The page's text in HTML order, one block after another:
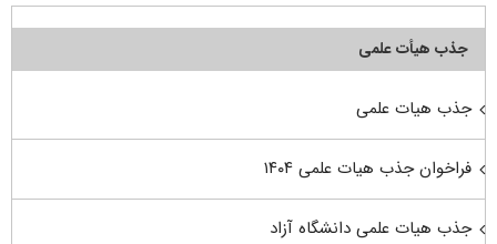
جذب هیأت علمی
جذب هیات علمی
فراخوان جذب هیات علمی ۱۴۰۴
جذب هیات علمی دانشگاه آزاد